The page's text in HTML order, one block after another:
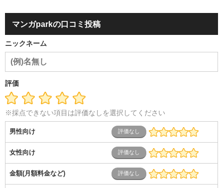
マンガparkの口コミ投稿
ニックネーム
評価
※採点できない項目は評価なしを選択してください
男性向け
女性向け
金額(月額料金など)